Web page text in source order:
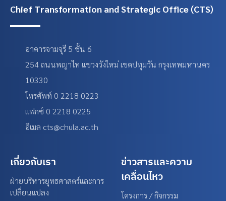
Chief Transformation and Strategic Office (CTS)
อาคารจามจุรี 5 ชั้น 6
254 ถนนพญาไท แขวงวังใหม่ เขตปทุมวัน กรุงเทพมหานคร
10330
โทรศัพท์ 0 2218 0223
แฟกซ์ 0 2218 0225
อีเมล cts@chula.ac.th
เกี่ยวกับเรา
ฝ่ายบริหารยุทธศาสตร์และการ
เปลี่ยนแปลง
ข่าวสารและความ
เคลื่อนไหว
โครงการ / กิจกรรม